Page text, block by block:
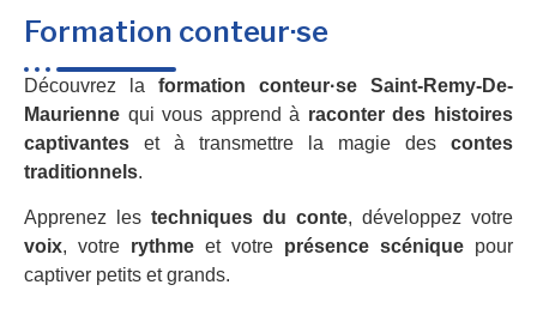
Formation conteur·se
Découvrez la formation conteur·se Saint-Remy-De-
Maurienne qui vous apprend à raconter des histoires
captivantes et à transmettre la magie des contes
traditionnels.
Apprenez les techniques du conte, développez votre
voix, votre rythme et votre présence scénique pour
captiver petits et grands.